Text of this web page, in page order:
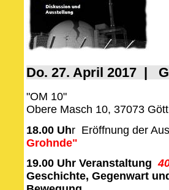
Do. 27. April 2017 |
"OM 10"
Obere Masch 10, 37073
18.00 Uhr Eröffnung der
Grohnde"
19.00 Uhr Veranstaltung
Geschichte, Gegenwart